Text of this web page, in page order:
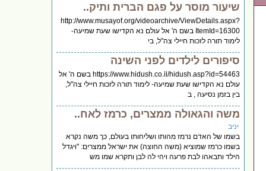
שיעור מוסר על פגם הברית ותיק..
http://www.musayof.org/videoarchive/ViewDetails.aspx?
ItemId=16300 בשם ה' אל עולם נא הקדישו שעת שמיעה-
לימוד תורה לזכות חיילי צה"ל, בי
סיפורים לילדים לפני השינה
https://www.hidush.co.il/hidush.asp?id=54463 בשם ה' אל
עולם נא הקדישו שעת שמיעה- לימוד תורה לזכות חיילי צה"ל,
בין בזמן נסיעה , ב
משה והגאולה ממצרים, כרמז לאח..
יניב
בשמו של האדם נרמז מהותו ושליחותו בעולם, כך משה נקרא
בשמו כרמז שמוציא (משה החוצה) את ישראל ממצרים: "ויגדל
הילד ותבאהו לבת פרעה ויהי לה לבן ותקרא שמו מש